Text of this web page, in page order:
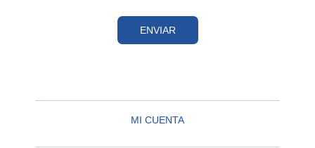
ENVIAR
MI CUENTA